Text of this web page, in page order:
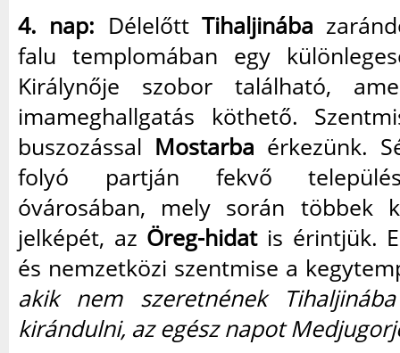
4. nap: DélelőttTihaljinába
falu templomában egy
Királynője szobor található,
imameghallgatás köthető.
buszozással Mostarba érkezünk.
folyó partján fekvő
óvárosában, mely során többek
jelképét, az Öreg-hidatis érintjük.
és nemzetközi szentmise a
akik nem szeretnének
kirándulni, az egész napot